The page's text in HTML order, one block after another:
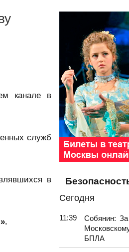
канале в
служб
в
Сегодня
11:39
Собянин:
БПЛА